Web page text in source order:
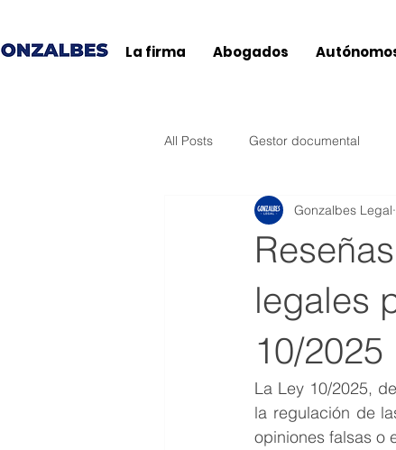
La firma Abogados
All Posts Gestor documental
Agencia Tributaria Ticketbai
General
País Vasco
legales
10/2025
Gonzalbes Legal
La Ley 10/2025,
la regulación de
opiniones falsas o